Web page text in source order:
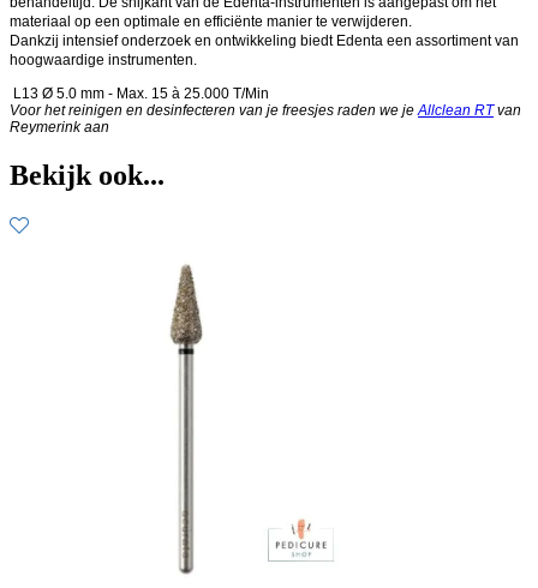
materiaal op een optimale en efficiënte manier te verwijderen.
Dankzij intensief onderzoek en ontwikkeling biedt Edenta een assortiment van
hoogwaardige instrumenten.
L13 Ø 5.0 mm - Max. 15 à 25.000 T/Min
Voor het reinigen en desinfecteren van je freesjes raden we je Allclean RTvan
Reymerink aan
Bekijk ook...